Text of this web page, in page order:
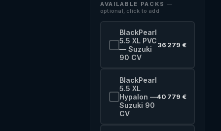
AVAILABLE PACKS —
optional, click to add
BlackPearl
5.5 XL PVC
— Suzuki
90 CV
36 279 €
BlackPearl
5.5 XL
Hypalon —
Suzuki 90
CV
40 779 €